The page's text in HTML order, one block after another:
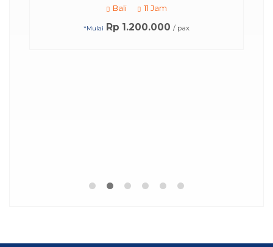
Bali 11 Jam
*Mulai Rp 1.200.000 / pax